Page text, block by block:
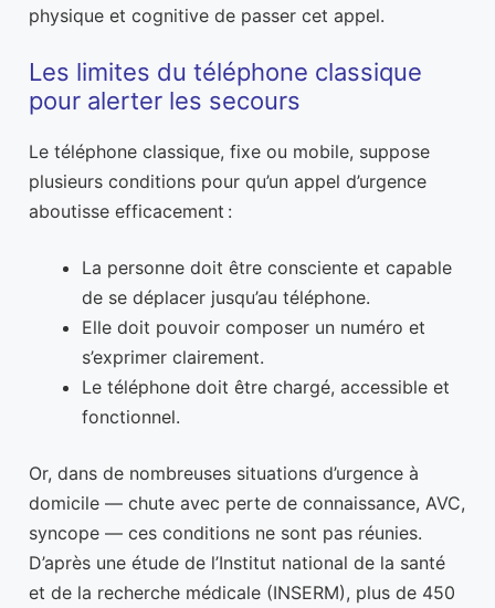
physique et cognitive de passer cet appel.
Les limites du téléphone classique
pour alerter les secours
Le téléphone classique, fixe ou mobile, suppose
plusieurs conditions pour qu’un appel d’urgence
aboutisse efficacement :
La personne doit être consciente et capable
de se déplacer jusqu’au téléphone.
Elle doit pouvoir composer un numéro et
s’exprimer clairement.
Le téléphone doit être chargé, accessible et
fonctionnel.
Or, dans de nombreuses situations d’urgence à
domicile — chute avec perte de connaissance, AVC,
syncope — ces conditions ne sont pas réunies.
D’après une étude de l’Institut national de la santé
et de la recherche médicale (INSERM), plus de 450